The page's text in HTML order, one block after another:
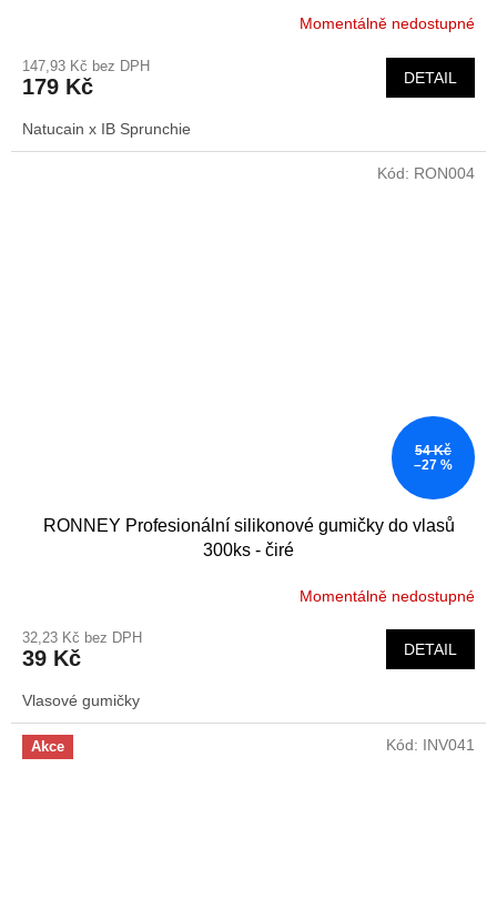
Momentálně nedostupné
147,93 Kč bez DPH
179 Kč DETAIL
Natucain x IB Sprunchie
54 Kč
–27 %
RONNEY Profesionální silikonové gumičky do vlasů
300ks - čiré
Momentálně nedostupné
32,23 Kč bez DPH
39 Kč DETAIL
Vlasové gumičky
Kód: RON004
Akce Kód: INV041